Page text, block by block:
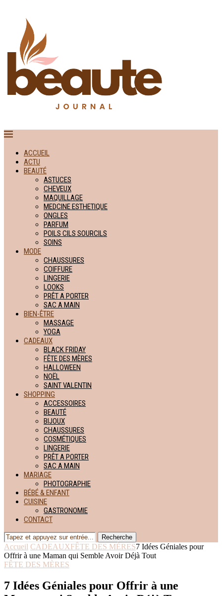
ACCUEIL
ACTU
BEAUTÉ
ASTUCES
CHEVEUX
MAQUILLAGE
MEDCINE ESTHETIQUE
ONGLES
PARFUM
POILS CILS SOURCILS
SOINS
MODE
CHAUSSURES
COIFFURE
LINGERIE
LOOKS
PRÊT A PORTER
SAC A MAIN
BIEN-ÊTRE
MASSAGE
YOGA
CADEAUX
BLACK FRIDAY
FÊTE DES MÈRES
HALLOWEEN
NOËL
SAINT VALENTIN
SHOPPING
ACCESSOIRES
BEAUTÉ
BIJOUX
CHAUSSURES
COSMÉTIQUES
LINGERIE
PRÊT A PORTER
SAC A MAIN
MARIAGE
PHOTOGRAPHIE
BÉBÉ & ENFANT
CUISINE
GASTRONOMIE
CONTACT
Recherche
Accueil CADEAUXFÊTE DES MÈRES7 Idées Géniales pour
Offrir à une Maman qui Semble Avoir Déjà Tout
FÊTE DES MÈRES
7 Idées Géniales pour Offrir à une